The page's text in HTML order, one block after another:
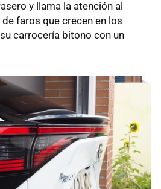
y llama la atención al
faros que crecen en los
carrocería bitono con un